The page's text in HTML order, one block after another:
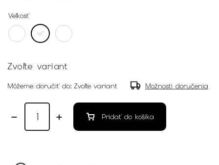
Veľkosť
Zvoľte variant
Môžeme doručiť do: Zvoľte variant Možnosti doručenia
Pridať do košíka